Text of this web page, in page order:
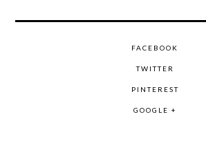
FACEBOOK
TWITTER
PINTEREST
GOOGLE +